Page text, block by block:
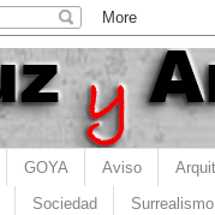
GOYA Aviso
Sociedad Surrealismo